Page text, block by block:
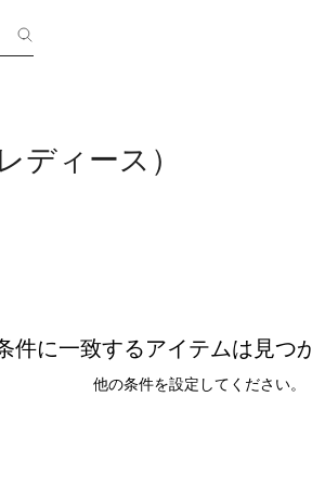
ディース）
件に一致するアイテムは見つ
他の条件を設定してください。